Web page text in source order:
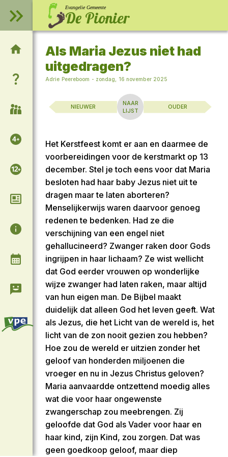
Evangelie Gemeente
De Pionier
Als Maria Jezus niet had
uitgedragen?
Adrie Peereboom - zondag, 16 november 2025
NIEUWER
NAAR
LIJST
OUDER
Het Kerstfeest komt er aan en daarmee de
voorbereidingen voor de kerstmarkt op 13
december. Stel je toch eens voor dat Maria
besloten had haar baby Jezus niet uit te
dragen maar te laten aborteren?
Menselijkerwijs waren daarvoor genoeg
redenen te bedenken. Had ze die
verschijning van een engel niet
gehallucineerd? Zwanger raken door Gods
ingrijpen in haar lichaam? Ze wist wellicht
dat God eerder vrouwen op wonderlijke
wijze zwanger had laten raken, maar altijd
van hun eigen man. De Bijbel maakt
duidelijk dat alleen God het leven geeft. Wat
als Jezus, die het Licht van de wereld is, het
licht van de zon nooit gezien zou hebben?
Hoe zou de wereld er uitzien zonder het
geloof van honderden miljoenen die
vroeger en nu in Jezus Christus geloven?
Maria aanvaardde ontzettend moedig alles
wat die voor haar ongewenste
zwangerschap zou meebrengen. Zij
geloofde dat God als Vader voor haar en
haar kind, zijn Kind, zou zorgen. Dat was
geen goedkoop geloof, maar diep
Welkom op onze website!
Wie zijn wij?
Samenkomsten
Voor de tieners
Column van Adrie
Algemene informatie
Agenda
Contact & Informatie